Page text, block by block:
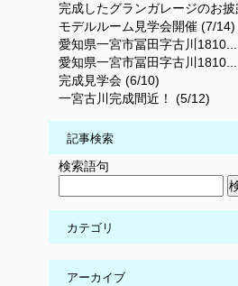
完成したグランガレージのお
モデルルーム見学会開催 (7/14)
愛知県一宮市冨田字古川
愛知県一宮市冨田字古川
完成見学会 (6/10)
一宮古川完成間近！ (5/12)
記事検索
検索語句
カテゴリ
アーカイブ